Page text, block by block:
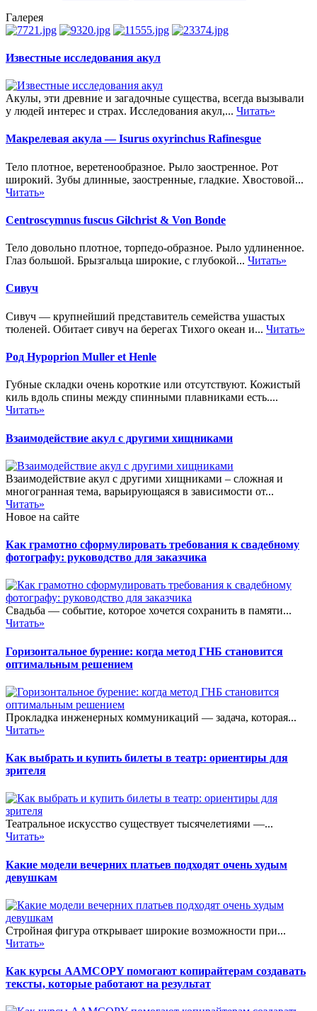
Галерея
Известные исследования акул
Акулы, эти древние и загадочные существа, всегда вызывали
у людей интерес и страх. Исследования акул,... Читать»
Макрелевая акула — Isurus oxyrinchus Rafinesgue
Тело плотное, веретенообразное. Рыло заостренное. Рот
широкий. Зубы длинные, заостренные, гладкие. Хвостовой...
Читать»
Centroscymnus fuscus Gilchrist & Von Bonde
Тело довольно плотное, торпедо-образное. Рыло удлиненное.
Глаз большой. Брызгальца широкие, с глубокой... Читать»
Сивуч
Сивуч — крупнейший представитель семейства ушастых
тюленей. Обитает сивуч на берегах Тихого океан и... Читать»
Род Hypoprion Muller et Henle
Губные складки очень короткие или отсутствуют. Кожистый
киль вдоль спины между спинными плавниками есть....
Читать»
Взаимодействие акул с другими хищниками
Взаимодействие акул с другими хищниками – сложная и
многогранная тема, варьирующаяся в зависимости от...
Читать»
Новое на сайте
Как грамотно сформулировать требования к свадебному
фотографу: руководство для заказчика
Свадьба — событие, которое хочется сохранить в памяти...
Читать»
Горизонтальное бурение: когда метод ГНБ становится
оптимальным решением
Прокладка инженерных коммуникаций — задача, которая...
Читать»
Как выбрать и купить билеты в театр: ориентиры для
зрителя
Театральное искусство существует тысячелетиями —...
Читать»
Какие модели вечерних платьев подходят очень худым
девушкам
Стройная фигура открывает широкие возможности при...
Читать»
Как курсы AAMCOPY помогают копирайтерам создавать
тексты, которые работают на результат